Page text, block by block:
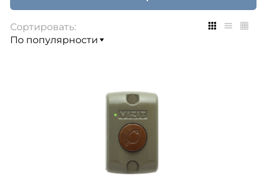
Сортировать: